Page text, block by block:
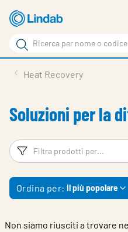
Vai
contenuto
principale
Cerca
Cerca
Soluzioni
Downloads
Strumenti
Contatti
Heat Recovery
Soluzioni per la
Filtri
Ordina per: Il più popolare
Non siamo riusciti a trovare